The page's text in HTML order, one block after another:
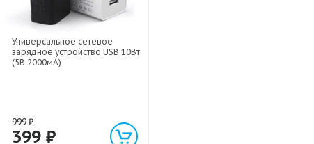
Универсальное сетевое
зарядное устройство USB 10Вт
(5В 2000мА)
999₽
399₽